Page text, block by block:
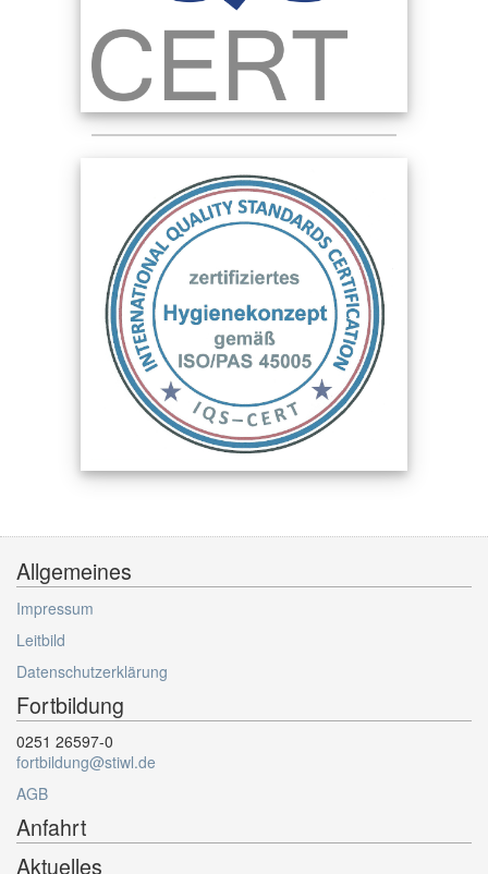
Allgemeines
Impressum
Leitbild
Datenschutzerklärung
Fortbildung
0251 26597-0
fortbildung@stiwl.de
AGB
Anfahrt
Aktuelles